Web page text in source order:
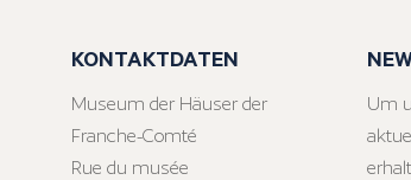
KONTAKTDATEN
Museum der Häuser der
Franche-Comté
Rue du musée
Um